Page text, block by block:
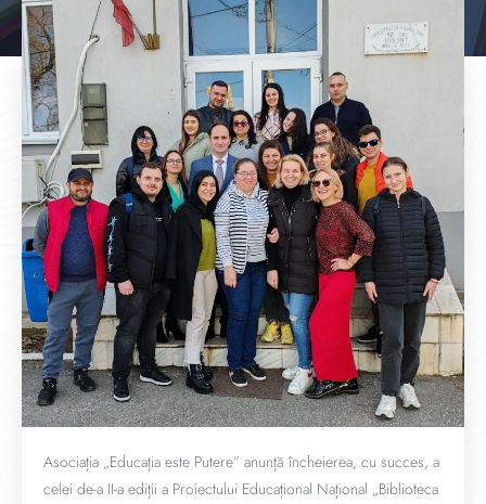
Asociația „Educația este Putere” anunță încheierea, cu succes, a
celei de-a II-a ediții a Proiectului Educațional Național „Biblioteca